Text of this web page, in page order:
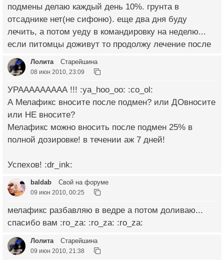
подмены делаю каждый день 10%. грунта в
отсаднике нет(не сифоню). еще два дня буду
лечить, а потом уеду в командировку на неделю...
если питомцы доживут то продолжу лечение после
Лолита Старейшина
08 июн 2010, 23:09
УРААААААААА !!! :ya_hoo_oo: :co_ol:
А Мелафикс вносите после подмен? или ДОвносите
или НЕ вносите?
Мелафикс можно вносить после подмен 25% в
полной дозировке! в течении аж 7 дней!
Успехов! :dr_ink:
baldab Свой на форуме
09 июн 2010, 00:25
мелафикс разбавляю в ведре а потом доливаю...
спасибо вам :ro_za: :ro_za: :ro_za:
Лолита Старейшина
09 июн 2010, 21:38